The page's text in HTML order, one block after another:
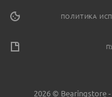
ПОЛИТИКА
2026 © Bearingstore